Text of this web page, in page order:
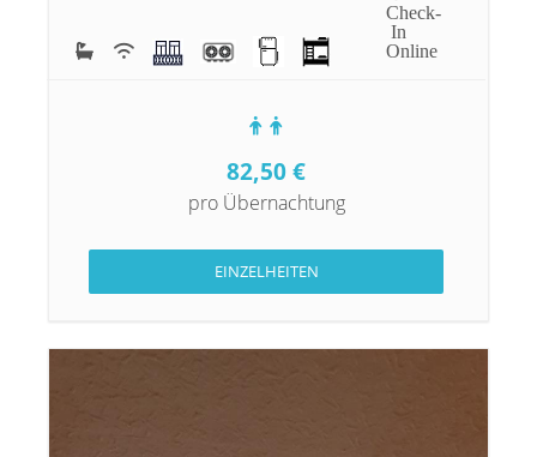
Check-
In
Online
82,50€
pro Übernachtung
EINZELHEITEN